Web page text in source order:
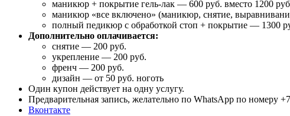
маникюр + покрытие гель-лак — 600 руб. вместо 1200
маникюр «все включено» (маникюр, снятие,
полный педикюр с обработкой стоп + покрытие — 1300
Дополнительно оплачивается:
снятие — 200 руб.
укрепление — 200 руб.
френч — 200 руб.
дизайн — от 50 руб. ноготь
Один купон действует на одну услугу.
Предварительная запись, желательно по WhatsApp по номеру
Вконтакте